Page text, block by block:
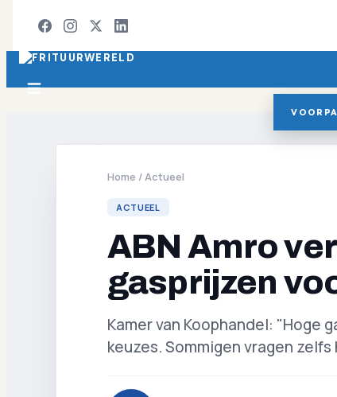
Home /Actueel
ACTUEEL
ABN Amro
gasprijzen
Kamer van Koophandel:
keuzes. Sommigen vragen